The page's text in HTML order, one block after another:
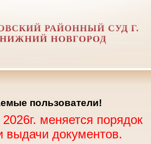
РАЙОННЫЙ СУД Г.
НИЖНИЙ НОВГОРОД
пользователи!
меняется порядок
выдачи документов.